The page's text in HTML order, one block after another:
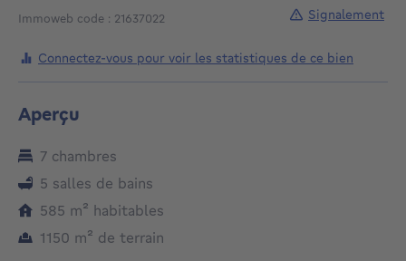
Immoweb code : 21637022
Connectez-vous pour voir les statistiques de ce bien
Signalement
Aperçu
7 chambres
5 salles de bains
585 m² mètres carrés
habitables
1150 m² mètres carrés
de terrain